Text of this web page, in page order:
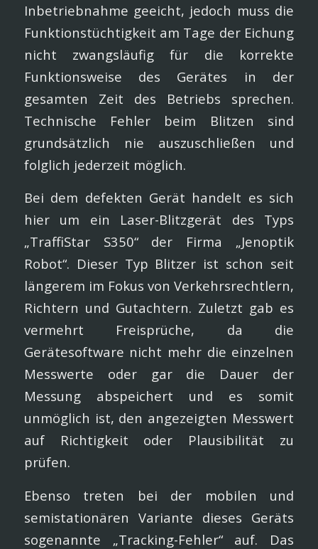
Inbetriebnahme geeicht, jedoch muss die
Funktionstüchtigkeit am Tage der Eichung
nicht zwangsläufig für die korrekte
Funktionsweise des Gerätes in der
gesamten Zeit des Betriebs sprechen.
Technische Fehler beim Blitzen sind
grundsätzlich nie auszuschließen und
folglich jederzeit möglich.
Bei dem defekten Gerät handelt es sich
hier um ein Laser-Blitzgerät des Typs
„TraffiStar S350“ der Firma „Jenoptik
Robot“. Dieser Typ Blitzer ist schon seit
längerem im Fokus von Verkehrsrechtlern,
Richtern und Gutachtern. Zuletzt gab es
vermehrt Freisprüche, da die
Gerätesoftware nicht mehr die einzelnen
Messwerte oder gar die Dauer der
Messung abspeichert und es somit
unmöglich ist, den angezeigten Messwert
auf Richtigkeit oder Plausibilität zu
prüfen.
Ebenso treten bei der mobilen und
semistationären Variante dieses Geräts
sogenannte „Tracking-Fehler“ auf. Das